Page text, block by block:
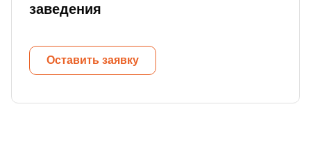
заведения
Оставить заявку